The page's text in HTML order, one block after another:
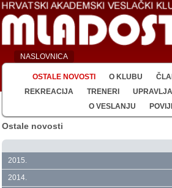
NASLOVNICA
OSTALE NOVOSTI O KLUBU
REKREACIJA
TRENERI
O VESLANJU
Ostale novosti
2015.
2014.